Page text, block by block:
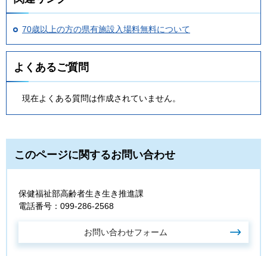
70歳以上の方の県有施設入場料無料について
よくあるご質問
現在よくある質問は作成されていません。
このページに関するお問い合わせ
保健福祉部高齢者生き生き推進課
電話番号：099-286-2568